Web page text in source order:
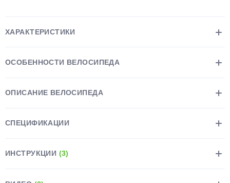
ХАРАКТЕРИСТИКИ
ОСОБЕННОСТИ ВЕЛОСИПЕДА
ОПИСАНИЕ ВЕЛОСИПЕДА
СПЕЦИФИКАЦИИ
ИНСТРУКЦИИ (3)